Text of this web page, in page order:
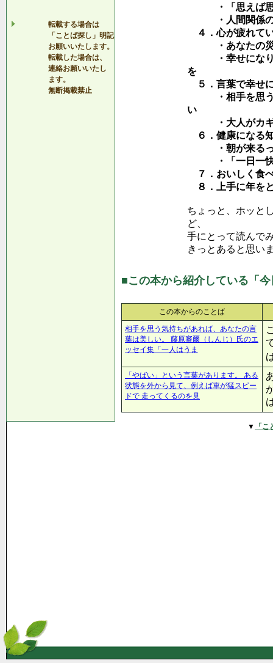
転載する場合は
「ことば探し」明記
お願いいたします。
転載した場合は、
連絡お願いいたし
ます。
無断掲載禁止
・「思えば思
・人間関係のス
４．心が疲れて
・あなたの災
・幸せになりた
を
５．言葉で幸せ
・相手を思う気
い
・大人がカギ
６．健康になる
・朝が来るって
・「一日一快」
７．おいしく食
８．上手に年を
ちょっと、ホッと
ど、
手にとって読んで
きっとあると思い
■この本から紹介している「
この本からのことば
相手を思う気持ちがあれば、あなたの言
葉は美しい。 藤原審爾（しんじ）氏のエ
ッセイ集「一人はうま
「やばい」という言葉があります。 ある
状態を外から見て、例えば車が猛スピー
ドで 走ってくるのを見
▼ 「